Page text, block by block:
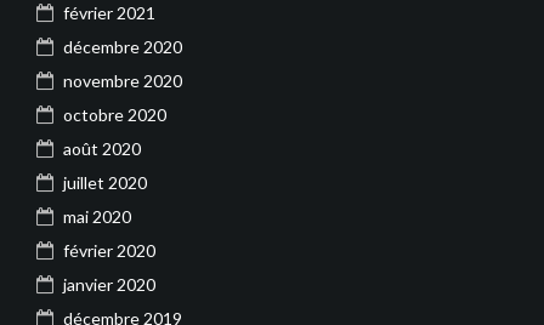
février 2021
décembre 2020
novembre 2020
octobre 2020
août 2020
juillet 2020
mai 2020
février 2020
janvier 2020
décembre 2019